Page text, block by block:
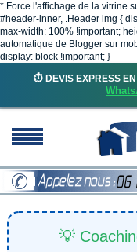
* Force l'affichage de la vitrine
#header-inner, .Header img {
max-width: 100% !important;
automatique de Blogger sur
display: block !important; }
⏱️ DEVIS EXPRESS
💡